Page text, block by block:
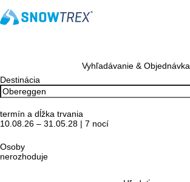
Vyhľadávanie & Objednávka
Destinácia
termín a dĺžka trvania
10.08.26 – 31.05.28 | 7 nocí
Osoby
nerozhoduje